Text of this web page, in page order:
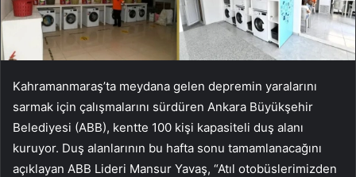
Kahramanmaraş’ta meydana gelen depremin yaralarını
sarmak için çalışmalarını sürdüren Ankara Büyükşehir
Belediyesi (ABB), kentte 100 kişi kapasiteli duş alanı
kuruyor. Duş alanlarının bu hafta sonu tamamlanacağını
açıklayan ABB Lideri Mansur Yavaş, “Atıl otobüslerimizden